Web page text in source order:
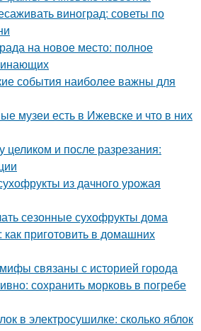
виноград: советы по
на новое место: полное
события наиболее важны для
музеи есть в Ижевске и что в них
целиком и после разрезания:
из дачного урожая
сезонные сухофрукты дома
приготовить в домашних
связаны с историей города
сохранить морковь в погребе
в электросушилке: сколько яблок